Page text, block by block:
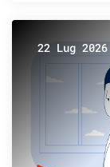
22 Lug 2026